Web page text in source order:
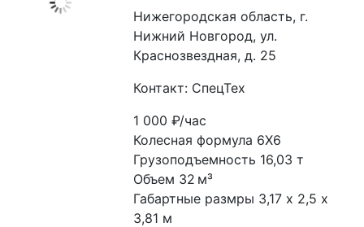
Нижегородская область, г.
Нижний Новгород, ул.
Краснозвездная, д. 25
Контакт: СпецТех
1 000₽/час
Колесная формула 6Х6
Грузоподъемность 16,03 т
Объем 32 м³
Габартные размры 3,17 х 2,5 х
3,81 м